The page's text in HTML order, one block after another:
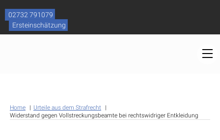
content
02732 791079
Ersteinschätzung
Home
Urteile aus dem Strafrecht
Widerstand gegen Vollstreckungsbeamte bei rechtswidriger Entkleidung